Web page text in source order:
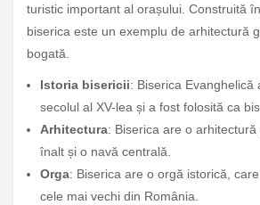
turistic important al orașului. Construită
biserica este un exemplu de arhitectură
bogată.
Istoria bisericii: Biserica Evanghelică
secolul al XV-lea și a fost folosită ca
Arhitectura: Biserica are o
înalt și o navă centrală.
Orga: Biserica are o orgă istorică,
cele mai vechi din România.